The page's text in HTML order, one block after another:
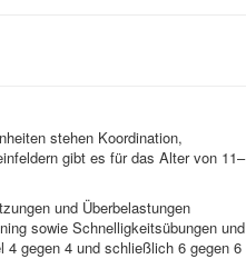
stehen Koordination,
gibt es für das Alter von 11–
und Überbelastungen
sowie Schnelligkeitsübungen und
4 gegen 4 und schließlich 6 gegen 6